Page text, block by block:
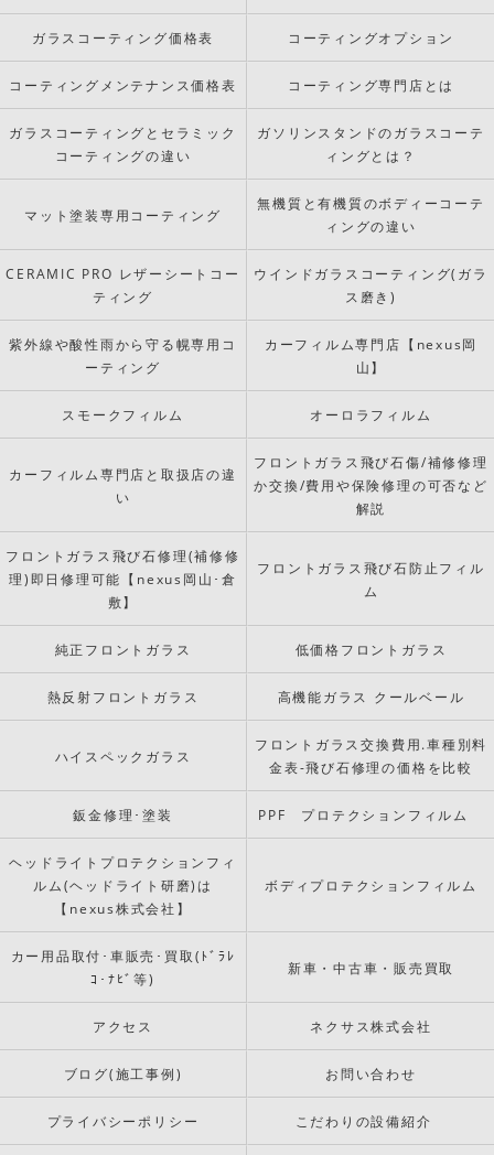
ガラスコーティング価格表 コーティングオプション
コーティングメンテナンス価格表 コーティング専門店とは
ガラスコーティングとセラミック
コーティングの違い
ガソリンスタンドのガラスコーテ
ィングとは？
マット塗装専用コーティング
無機質と有機質のボディーコーテ
ィングの違い
CERAMIC PRO レザーシートコー
ティング
ウインドガラスコーティング(ガラ
ス磨き)
紫外線や酸性雨から守る幌専用コ
ーティング
カーフィルム専門店【nexus岡
山】
スモークフィルム オーロラフィルム
カーフィルム専門店と取扱店の違
い
フロントガラス飛び石傷/補修修理
か交換/費用や保険修理の可否など
解説
フロントガラス飛び石修理(補修修
理)即日修理可能【nexus岡山･倉
敷】
フロントガラス飛び石防止フィル
ム
純正フロントガラス 低価格フロントガラス
熱反射フロントガラス 高機能ガラス クールベール
ハイスペックガラス
フロントガラス交換費用.車種別料
金表-飛び石修理の価格を比較
鈑金修理･塗装 PPF プロテクションフィルム
ヘッドライトプロテクションフィ
ルム(ヘッドライト研磨)は
【nexus株式会社】
ボディプロテクションフィルム
カー用品取付･車販売･買取(ﾄﾞﾗﾚ
ｺ･ﾅﾋﾞ等)
新車・中古車・販売買取
アクセス ネクサス株式会社
ブログ(施工事例) お問い合わせ
プライバシーポリシー こだわりの設備紹介